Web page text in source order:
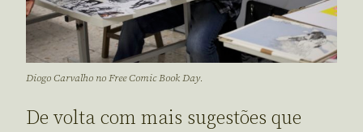
Diogo Carvalho no Free Comic Book Day.
De volta com mais sugestões que